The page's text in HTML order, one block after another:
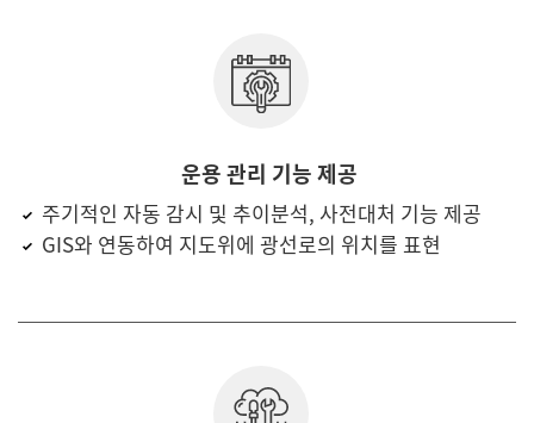
운용 관리 기능 제공
주기적인 자동 감시 및 추이분석, 사전대처 기능 제공
GIS와 연동하여 지도위에 광선로의 위치를 표현